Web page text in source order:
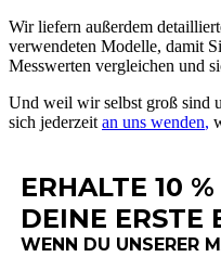
Wir liefern außerdem
verwendeten Modelle, damit
Messwerten vergleichen und
Und weil wir selbst groß sind
sich jederzeit an uns wenden,
ERHALTE 10
DEINE ERSTE
WENN DU UNSERER